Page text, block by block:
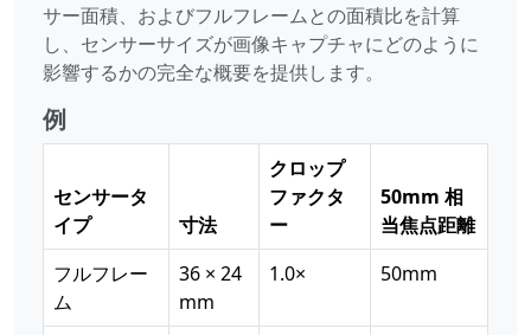
サー面積、およびフルフレームとの面積比を計算
し、センサーサイズが画像キャプチャにどのように
影響するかの完全な概要を提供します。
例
センサータ
イプ
寸法
クロップ
ファクタ
ー
50mm 相
当焦点距離
フルフレー
ム
36 × 24
mm
1.0× 50mm